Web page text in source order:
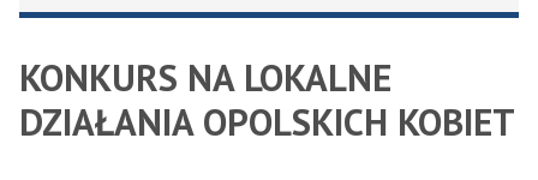
KONKURS NA LOKALNE
DZIAŁANIA OPOLSKICH KOBIET